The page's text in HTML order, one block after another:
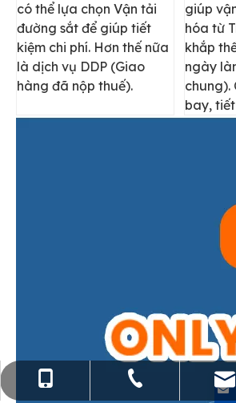
có thể lựa chọn Vận tải
đường sắt để giúp tiết
kiệm chi phí. Hơn thế nữa
là dịch vụ DDP (Giao
hàng đã nộp thuế).
giúp
hóa từ
khắp
ngày
chung).
bay,
+86- 15818568920
+86-755-36973380
sales@flying-trans.com
+86 13554758640